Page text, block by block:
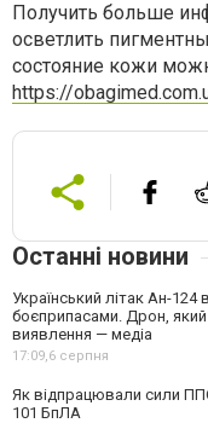
Получить больше
осветлить
состояние кожи
https://
Останні новини
Український літак Ан-
боєприпасами. Дрон,
виявлення — медіа
17:09,6 серпня
Як відпрацювали сили
101 БпЛА